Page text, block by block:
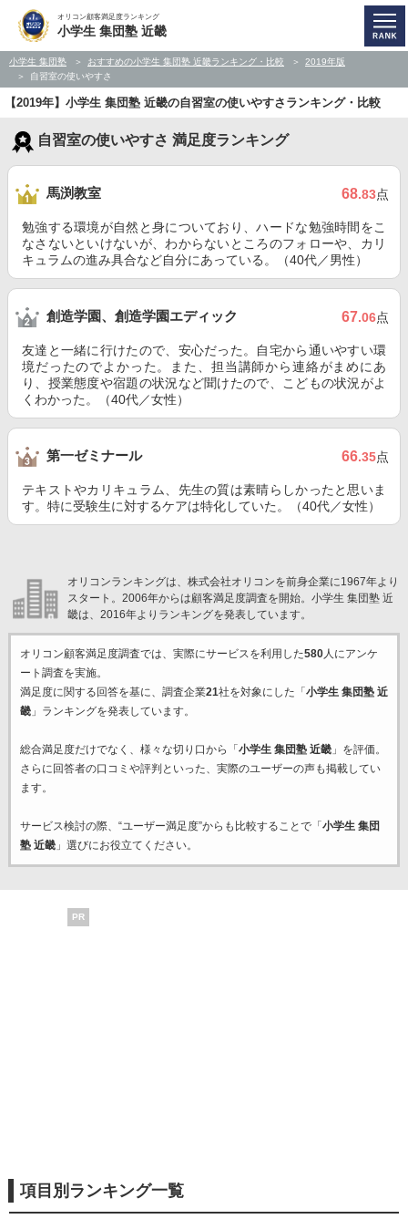
オリコン顧客満足度ランキング
小学生 集団塾 近畿
小学生 集団塾 おすすめの小学生 集団塾 近畿ランキング・比較
2019年版
自習室の使いやすさ
【2019年】小学生 集団塾 近畿の自習室の使いやすさランキング・比較
自習室の使いやすさ 満足度ランキング
馬渕教室 68.83点
勉強する環境が自然と身についており、ハードな勉強時間をこ
なさないといけないが、わからないところのフォローや、カリ
キュラムの進み具合など自分にあっている。（40代／男性）
創造学園、創造学園エディック 67.06点
友達と一緒に行けたので、安心だった。自宅から通いやすい環
境だったのでよかった。また、担当講師から連絡がまめにあ
り、授業態度や宿題の状況など聞けたので、こどもの状況がよ
くわかった。（40代／女性）
第一ゼミナール 66.35点
テキストやカリキュラム、先生の質は素晴らしかったと思いま
す。特に受験生に対するケアは特化していた。（40代／女性）
オリコンランキングは、株式会社オリコンを前身企業に1967年より
スタート。2006年からは顧客満足度調査を開始。小学生 集団塾 近
畿は、2016年よりランキングを発表しています。
オリコン顧客満足度調査では、実際にサービスを利用した580人にアンケ
ート調査を実施。
満足度に関する回答を基に、調査企業21社を対象にした「 小学生 集団塾 近
畿」ランキングを発表しています。
総合満足度だけでなく、様々な切り口から「 小学生 集団塾 近畿」を評価。
さらに回答者の口コミや評判といった、実際のユーザーの声も掲載してい
ます。
サービス検討の際、“ユーザー満足度”からも比較することで「 小学生 集団
塾 近畿」選びにお役立てください。
PR
項目別ランキング一覧